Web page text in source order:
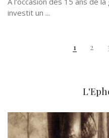
investit un ...
1 2